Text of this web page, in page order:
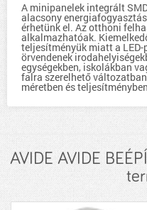
A minipanelek integrált
alacsony
érhetünk el. Az otthoni
alkalmazhatóak.
teljesítményük miatt a
örvendenek
egységekben, iskolákban
falra szerelhető
méretben és
AVIDE AVIDE